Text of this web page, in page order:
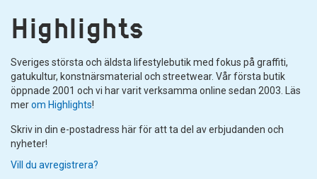
Highlights
Sveriges största och äldsta lifestylebutik med fokus på graffiti,
gatukultur, konstnärsmaterial och streetwear. Vår första butik
öppnade 2001 och vi har varit verksamma online sedan 2003. Läs
merom Highlights!
Skriv in din e-postadress här för att ta del av erbjudanden och
nyheter!
Vill du avregistrera?